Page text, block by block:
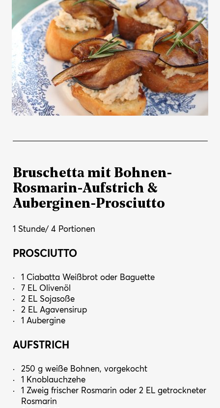
Bruschetta mit Bohnen-
Rosmarin-Aufstrich &
Auberginen-Prosciutto
1 Stunde/ 4 Portionen
PROSCIUTTO
1 Ciabatta Weißbrot oder Baguette
7 EL Olivenöl
2 EL Sojasoße
2 EL Agavensirup
1 Aubergine
AUFSTRICH
250 g weiße Bohnen, vorgekocht
1 Knoblauchzehe
1 Zweig frischer Rosmarin oder 2 EL getrockneter
Rosmarin